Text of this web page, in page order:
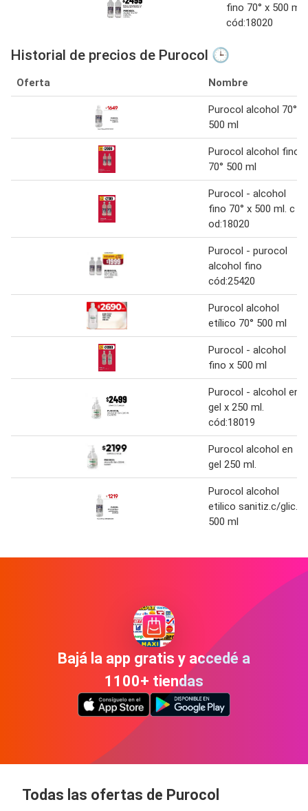
fino 70° x 500 ml.
cód:18020
Historial de precios de Purocol 🕒
Oferta Nombre
Purocol alcohol 70°
500 ml
Purocol alcohol fino
70° 500 ml
Purocol - alcohol
fino 70° x 500 ml. c
od:18020
Purocol - purocol
alcohol fino
cód:25420
Purocol alcohol
etílico 70° 500 ml
Purocol - alcohol
fino x 500 ml
Purocol - alcohol en
gel x 250 ml.
cód:18019
Purocol alcohol en
gel 250 ml.
Purocol alcohol
etilico sanitiz.c/glic.
500 ml
Bajá la app gratis y accedé a
1100+ tiendas
Todas las ofertas de Purocol